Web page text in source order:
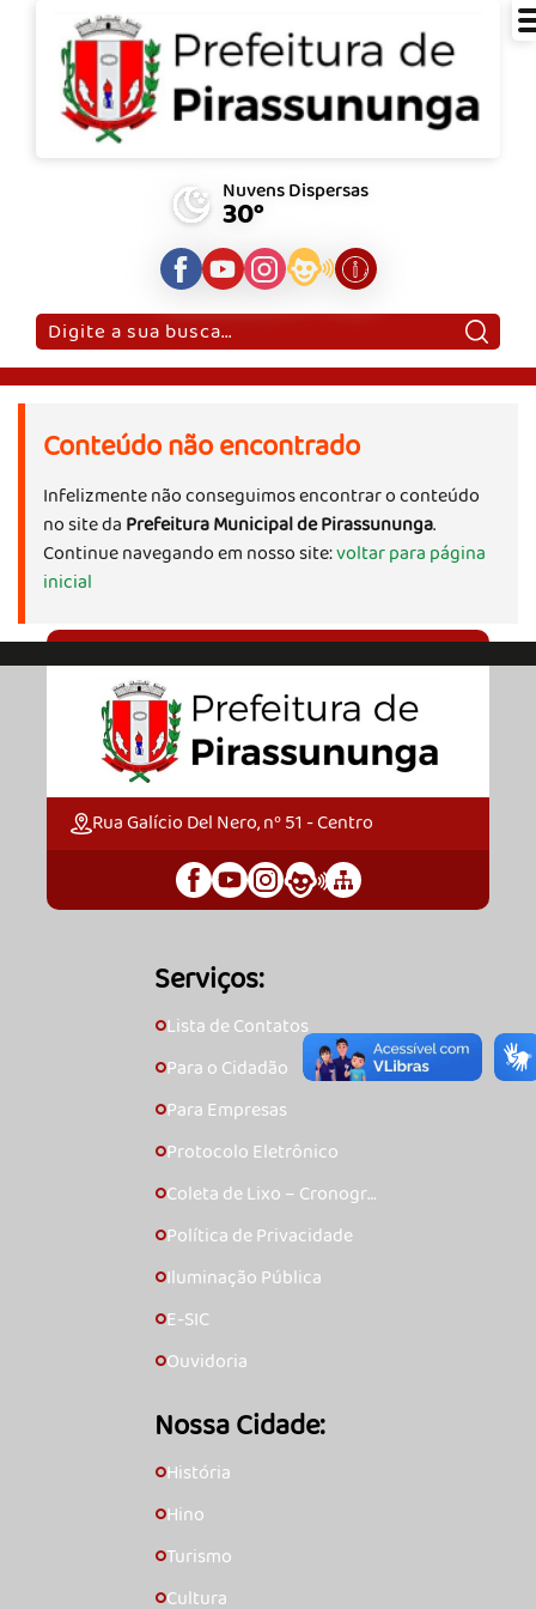
Nuvens Dispersas
30°
Pesquisar:
Conteúdo não encontrado
Infelizmente não conseguimos encontrar o conteúdo
no site da Prefeitura Municipal de Pirassununga.
Continue navegando em nosso site:voltar para página
inicial
Rua Galício Del Nero, nº 51 - Centro
Serviços:
🞇Lista de Contatos
🞇Para o Cidadão
🞇Para Empresas
🞇Protocolo Eletrônico
🞇Coleta de Lixo – Cronogra
🞇Política de Privacidade
🞇Iluminação Pública
🞇E-SIC
🞇Ouvidoria
Nossa Cidade:
🞇História
🞇Hino
🞇Turismo
🞇Cultura